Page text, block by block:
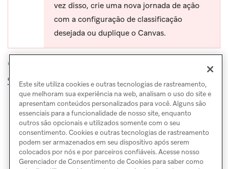
vez disso, crie uma nova jornada de ação
com a configuração de classificação
desejada ou duplique o Canvas.
Observe que as classificações não são
editáveis após o lançamento
Este site utiliza cookies e outras tecnologias de rastreamento,
que melhoram sua experiência na web, analisam o uso do site e
apresentam conteúdos personalizados para você. Alguns são
essenciais para a funcionalidade de nosso site, enquanto
outros são opcionais e utilizados somente com o seu
consentimento. Cookies e outras tecnologias de rastreamento
podem ser armazenados em seu dispositivo após serem
colocados por nós e por parceiros confiáveis. Acesse nosso
Gerenciador de Consentimento de Cookies para saber como